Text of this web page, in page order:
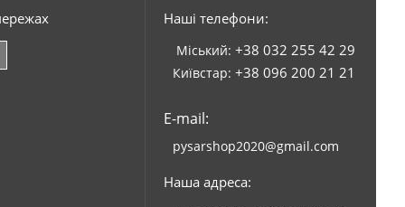
Наші телефони:
Міський: +38 032 255 42 29
Київстар: +38 096 200 21 21
E-mail:
pysarshop2020@gmail.com
Наша адреса: